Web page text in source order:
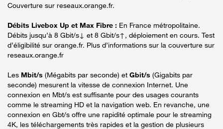
Couverture sur reseaux.orange.fr.
Débits Livebox Up et Max Fibre : En France métropolitaine.
Débits jusqu’à 8 Gbit/s↓ et 8 Gbit/s↑, déploiement en cours. Test
d’éligibilité sur orange.fr. Plus d’informations sur la couverture sur
reseaux.orange.fr
Les Mbit/s (Mégabits par seconde) et Gbit/s (Gigabits par
seconde) mesurent la vitesse de connexion Internet. Une
connexion en Mbt/s est suffisante pour des usages courants
comme le streaming HD et la navigation web. En revanche, une
connexion en Gbt/s offre une rapidité optimale pour le streaming
4K, les téléchargements très rapides et la gestion de plusieurs